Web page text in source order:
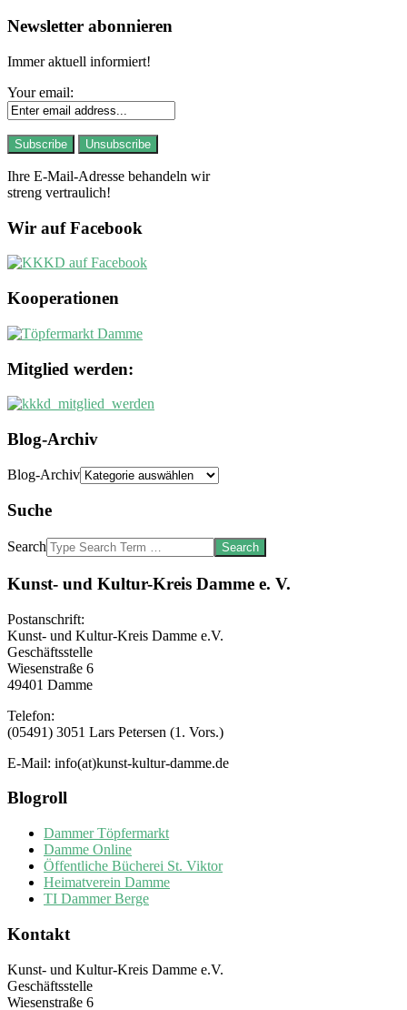
Newsletter abonnieren
Immer aktuell informiert!
Your email:
Ihre E-Mail-Adresse behandeln wir
streng vertraulich!
Wir auf Facebook
Kooperationen
Mitglied werden:
Blog-Archiv
Blog-Archiv
Suche
Search
Kunst- und Kultur-Kreis Damme e. V.
Postanschrift:
Kunst- und Kultur-Kreis Damme e.V.
Geschäftsstelle
Wiesenstraße 6
49401 Damme
Telefon:
(05491) 3051 Lars Petersen (1. Vors.)
E-Mail: info(at)kunst-kultur-damme.de
Blogroll
Dammer Töpfermarkt
Damme Online
Öffentliche Bücherei St. Viktor
Heimatverein Damme
TI Dammer Berge
Kontakt
Kunst- und Kultur-Kreis Damme e.V.
Geschäftsstelle
Wiesenstraße 6